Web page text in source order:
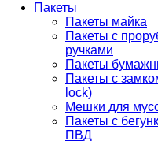
Пакеты
Пакеты майка
Пакеты с
ручками
Пакеты
Пакеты с
lock)
Мешки для
Пакеты с
ПВД